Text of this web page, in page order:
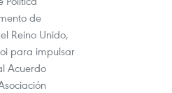
de
Reino Unido,
para impulsar
Acuerdo